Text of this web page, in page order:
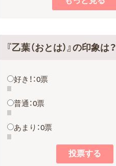
『乙葉（おとは）』の印象は？
好き！：0票
普通：0票
あまり：0票